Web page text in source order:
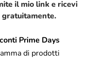
il mio link e ricevi
gratuitamente.
Prime Days
di prodotti